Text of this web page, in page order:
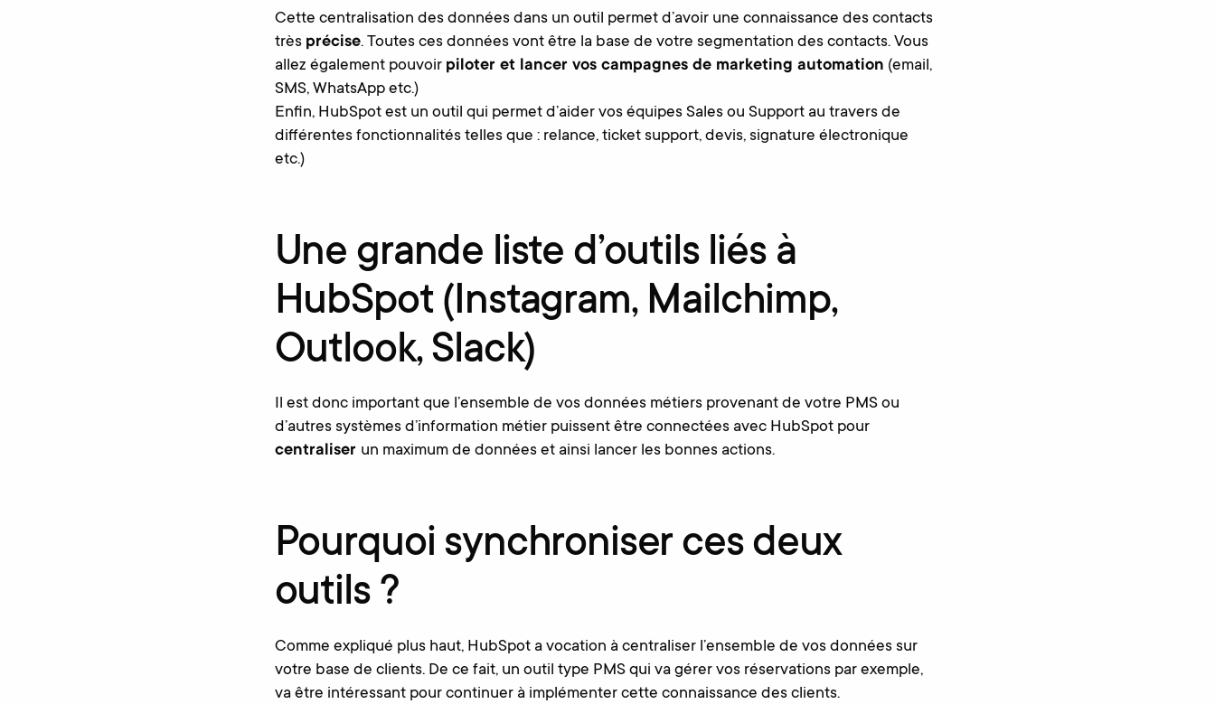
Cette centralisation des données dans un outil permet d’avoir une connaissance des contacts
très précise. Toutes ces données vont être la base de votre segmentation des contacts. Vous
allez également pouvoir piloter et lancer vos campagnes de marketing automation (email,
SMS, WhatsApp etc.)
Enfin, HubSpot est un outil qui permet d’aider vos équipes Sales ou Support au travers de
différentes fonctionnalités telles que : relance, ticket support, devis, signature électronique
etc.)
Une grande liste d’outils liés à
HubSpot (Instagram, Mailchimp,
Outlook, Slack)
Il est donc important que l’ensemble de vos données métiers provenant de votre PMS ou
d’autres systèmes d’information métier puissent être connectées avec HubSpot pour
centraliser un maximum de données et ainsi lancer les bonnes actions.
Pourquoi synchroniser ces deux
outils ?
Comme expliqué plus haut, HubSpot a vocation à centraliser l’ensemble de vos données sur
votre base de clients. De ce fait, un outil type PMS qui va gérer vos réservations par exemple,
va être intéressant pour continuer à implémenter cette connaissance des clients.